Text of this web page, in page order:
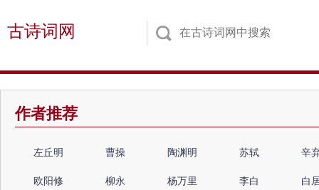
古诗词网
作者推荐
左丘明 曹操 陶渊明 苏轼 辛
欧阳修 柳永 杨万里 李白 白